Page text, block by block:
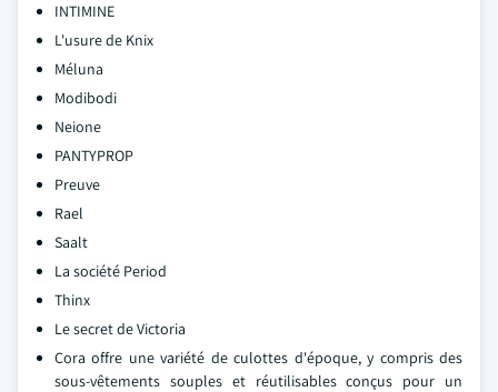
INTIMINE
L'usure de Knix
Méluna
Modibodi
Neione
PANTYPROP
Preuve
Rael
Saalt
La société Period
Thinx
Le secret de Victoria
Cora offre une variété de culottes d'époque, y compris des
sous-vêtements souples et réutilisables conçus pour un